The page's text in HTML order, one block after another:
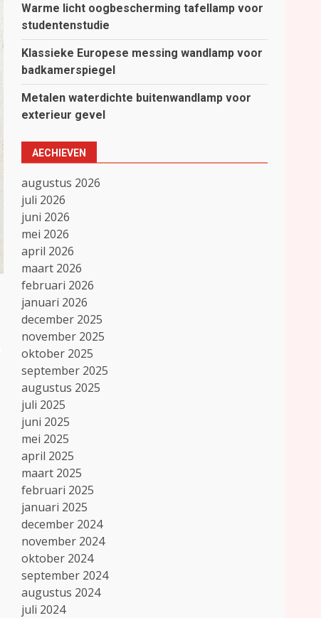
Warme licht oogbescherming tafellamp voor
studentenstudie
Klassieke Europese messing wandlamp voor
badkamerspiegel
Metalen waterdichte buitenwandlamp voor
exterieur gevel
AECHIEVEN
augustus 2026
juli 2026
juni 2026
mei 2026
april 2026
maart 2026
februari 2026
januari 2026
december 2025
november 2025
oktober 2025
september 2025
augustus 2025
juli 2025
juni 2025
mei 2025
april 2025
maart 2025
februari 2025
januari 2025
december 2024
november 2024
oktober 2024
september 2024
augustus 2024
juli 2024